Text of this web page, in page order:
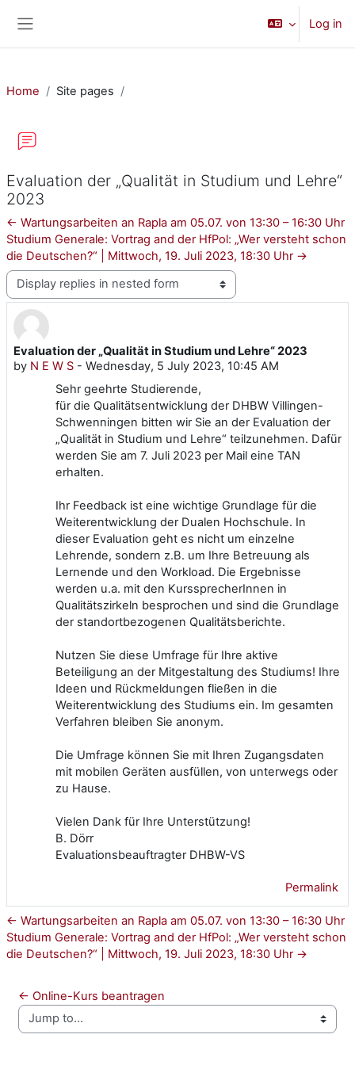
Log in
Home Site pages
Evaluation der „Qualität in Studium und Lehre“
2023
← Wartungsarbeiten an Rapla am 05.07. von 13:30 – 16:30 Uhr
Studium Generale: Vortrag and der HfPol: „Wer versteht schon
die Deutschen?“ | Mittwoch, 19. Juli 2023, 18:30 Uhr →
Display mode
Evaluation der „Qualität in Studium und Lehre“ 2023
by N E W S - Wednesday, 5 July 2023, 10:45 AM
Number of replies: 0
Sehr geehrte Studierende,
für die Qualitätsentwicklung der DHBW Villingen-
Schwenningen bitten wir Sie an der Evaluation der
„Qualität in Studium und Lehre“ teilzunehmen. Dafür
werden Sie am 7. Juli 2023 per Mail eine TAN
erhalten.
Ihr Feedback ist eine wichtige Grundlage für die
Weiterentwicklung der Dualen Hochschule. In
dieser Evaluation geht es nicht um einzelne
Lehrende, sondern z.B. um Ihre Betreuung als
Lernende und den Workload. Die Ergebnisse
werden u.a. mit den KurssprecherInnen in
Qualitätszirkeln besprochen und sind die Grundlage
der standortbezogenen Qualitätsberichte.
Nutzen Sie diese Umfrage für Ihre aktive
Beteiligung an der Mitgestaltung des Studiums! Ihre
Ideen und Rückmeldungen fließen in die
Weiterentwicklung des Studiums ein. Im gesamten
Verfahren bleiben Sie anonym.
Die Umfrage können Sie mit Ihren Zugangsdaten
mit mobilen Geräten ausfüllen, von unterwegs oder
zu Hause.
Vielen Dank für Ihre Unterstützung!
B. Dörr
Evaluationsbeauftragter DHBW-VS
Permalink
← Wartungsarbeiten an Rapla am 05.07. von 13:30 – 16:30 Uhr
Studium Generale: Vortrag and der HfPol: „Wer versteht schon
die Deutschen?“ | Mittwoch, 19. Juli 2023, 18:30 Uhr →
← Online-Kurs beantragen
Jump to...